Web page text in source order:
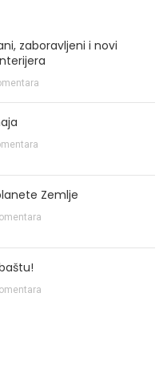
zaboravljeni i novi
Zemlje